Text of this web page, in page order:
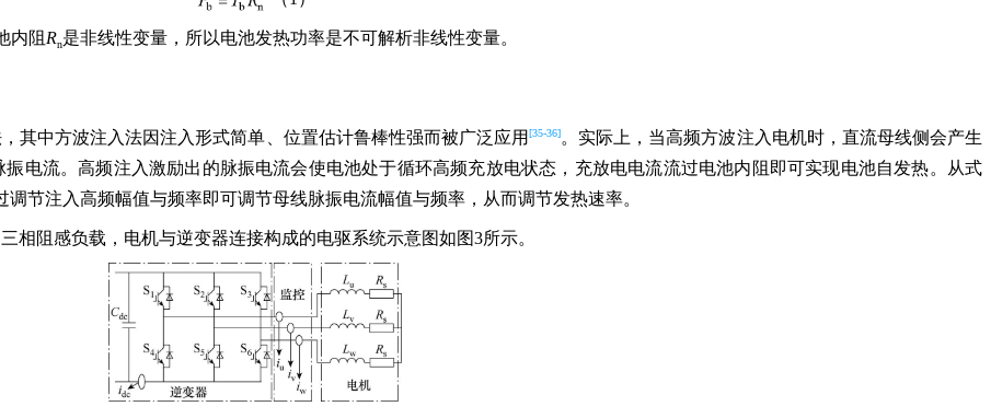
内阻 Rn是非线性变量，所以电池发热功率是不可解析非线性变量。
其中方波注入法因注入形式简单、位置估计鲁棒性强而被广泛应用[35-36]。实际上，当高频方波注入电机时，直流母线侧会产生
电流。高频注入激励出的脉振电流会使电池处于循环高频充放电状态，充放电电流流过电池内阻即可实现电池自发热。从式
节注入高频幅值与频率即可调节母线脉振电流幅值与频率，从而调节发热速率。
相阻感负载，电机与逆变器连接构成的电驱系统示意图如图3所示。